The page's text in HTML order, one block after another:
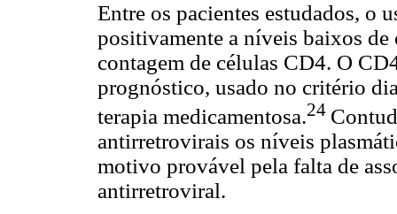
Entre os pacientes estudados, o
positivamente a níveis baixos de
contagem de células CD4. O
prognóstico, usado no critério
terapia medicamentosa.24
antirretrovirais os níveis
motivo provável pela falta de
antirretroviral.